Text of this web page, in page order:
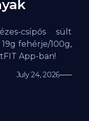
csípős sült
fehérje/100g,
App-ban!
July 24, 2026